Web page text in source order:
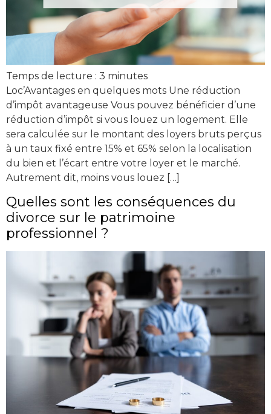
Temps de lecture : 3 minutes
Loc’Avantages en quelques mots Une réduction
d’impôt avantageuse Vous pouvez bénéficier d’une
réduction d’impôt si vous louez un logement. Elle
sera calculée sur le montant des loyers bruts perçus
à un taux fixé entre 15% et 65% selon la localisation
du bien et l’écart entre votre loyer et le marché.
Autrement dit, moins vous louez […]
Quelles sont les conséquences du
divorce sur le patrimoine
professionnel ?